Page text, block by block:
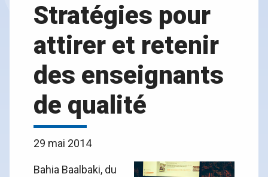
Stratégies pour
attirer et retenir
des enseignants
de qualité
29 mai 2014
Bahia Baalbaki, du